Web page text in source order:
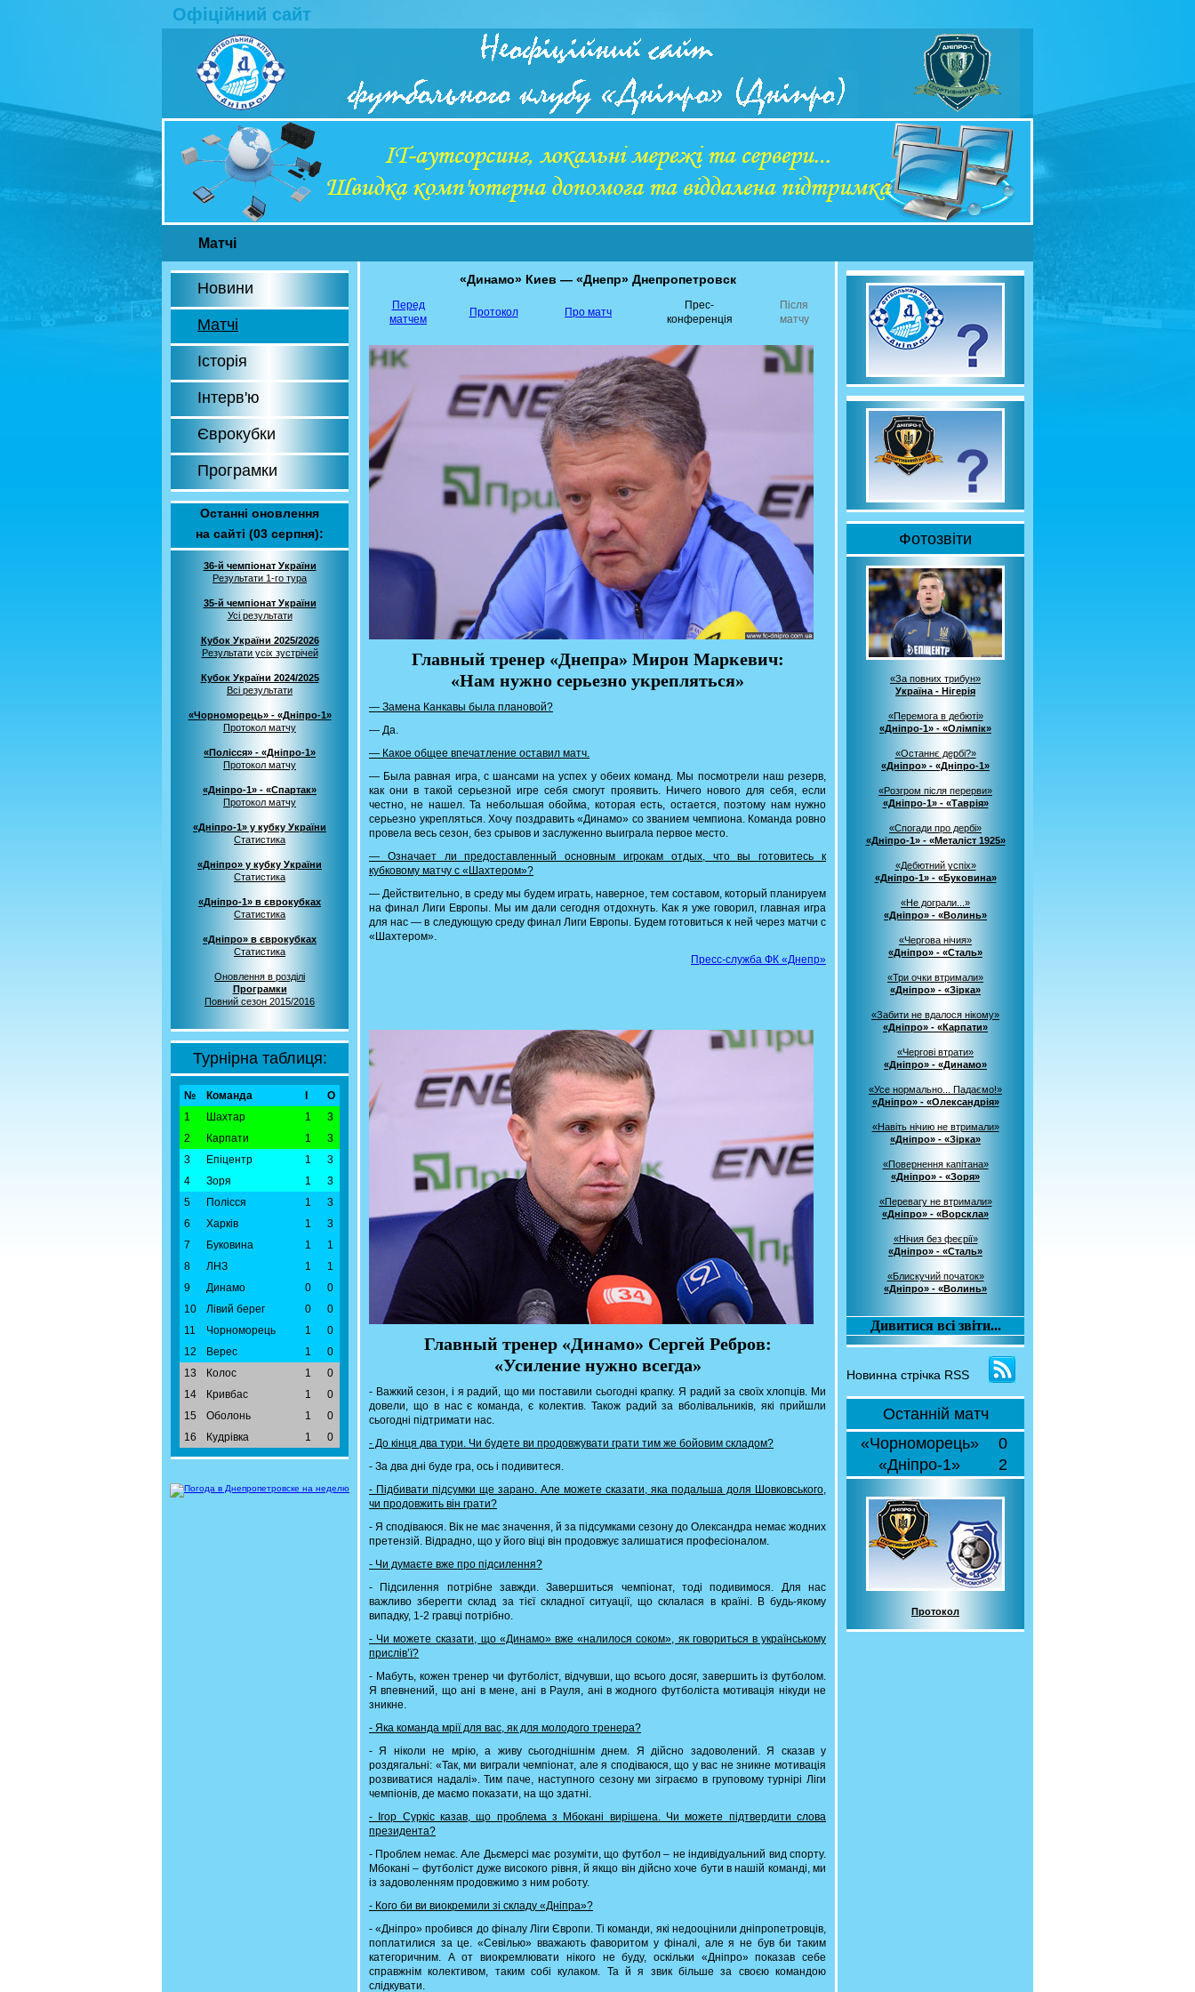
Офіційний сайт
Матчі
Новини
Матчі
Історія
Інтерв'ю
Єврокубки
Програмки
Останні оновлення
на сайті (03 серпня):
36-й чемпіонат України
Результати 1-го тура
35-й чемпіонат України
Усі результати
Кубок України 2025/2026
Результати усіх зустрічей
Кубок України 2024/2025
Всі результати
«Чорноморець» - «Дніпро-1»
Протокол матчу
«Полісся» - «Дніпро-1»
Протокол матчу
«Дніпро-1» - «Спартак»
Протокол матчу
«Дніпро-1» у кубку України
Статистика
«Дніпро» у кубку України
Статистика
«Дніпро-1» в єврокубках
Статистика
«Дніпро» в єврокубках
Статистика
Оновлення в розділі
Програмки
Повний сезон 2015/2016
Турнірна таблиця:
№ Команда
О
1
Шахтар 1
3
2
Карпати 1
3
3
Епіцентр 1
3
4
Зоря 1
3
5
Полісся 1
3
6
Харків 1
3
7
Буковина 1
1
8
ЛНЗ 1
1
9
Динамо 0
0
10
Лівий берег 0
0
11
Чорноморець 1
0
12
Верес 1
0
13
Колос 1
0
14
Кривбас 1
0
15
Оболонь 1
0
16
Кудрівка 1 0
«Динамо» Киев — «Днепр» Днепропетровск
Перед
матчем
Протокол Про матч
Прес-
конференція
Після
матчу
Главный тренер «Днепра» Мирон Маркевич:
«Нам нужно серьезно укрепляться»
— Замена Канкавы была плановой?
— Да.
— Какое общее впечатление оставил матч.
— Была равная игра, с шансами на успех у обеих команд. Мы посмотрели наш резерв,
как они в такой серьезной игре себя смогут проявить. Ничего нового для себя, если
честно, не нашел. Та небольшая обойма, которая есть, остается, поэтому нам нужно
серьезно укрепляться. Хочу поздравить «Динамо» со званием чемпиона. Команда ровно
провела весь сезон, без срывов и заслуженно выиграла первое место.
— Означает ли предоставленный основным игрокам отдых, что вы готовитесь к
кубковому матчу с «Шахтером»?
— Действительно, в среду мы будем играть, наверное, тем составом, который планируем
на финал Лиги Европы. Мы им дали сегодня отдохнуть. Как я уже говорил, главная игра
для нас — в следующую среду финал Лиги Европы. Будем готовиться к ней через матчи с
«Шахтером».
Пресс-служба ФК «Днепр»
Главный тренер «Динамо» Сергей Ребров:
«Усиление нужно всегда»
- Важкий сезон, і я радий, що ми поставили сьогодні крапку. Я радий за своїх хлопців. Ми
довели, що в нас є команда, є колектив. Також радий за вболівальників, які прийшли
сьогодні підтримати нас.
- До кінця два тури. Чи будете ви продовжувати грати тим же бойовим складом?
- За два дні буде гра, ось і подивитеся.
- Підбивати підсумки ще зарано. Але можете сказати, яка подальша доля Шовковського,
чи продовжить він грати?
- Я сподіваюся. Вік не має значення, й за підсумками сезону до Олександра немає жодних
претензій. Відрадно, що у його віці він продовжує залишатися професіоналом.
- Чи думаєте вже про підсилення?
- Підсилення потрібне завжди. Завершиться чемпіонат, тоді подивимося. Для нас
важливо зберегти склад за тієї складної ситуації, що склалася в країні. В будь-якому
випадку, 1-2 гравці потрібно.
- Чи можете сказати, що «Динамо» вже «налилося соком», як говориться в українському
прислів’ї?
- Мабуть, кожен тренер чи футболіст, відчувши, що всього досяг, завершить із футболом.
Я впевнений, що ані в мене, ані в Рауля, ані в жодного футболіста мотивація нікуди не
зникне.
- Яка команда мрії для вас, як для молодого тренера?
- Я ніколи не мрію, а живу сьогоднішнім днем. Я дійсно задоволений. Я сказав у
роздягальні: «Так, ми виграли чемпіонат, але я сподіваюся, що у вас не зникне мотивація
розвиватися надалі». Тим паче, наступного сезону ми зіграємо в груповому турнірі Ліги
чемпіонів, де маємо показати, на що здатні.
- Ігор Суркіс казав, що проблема з Мбокані вирішена. Чи можете підтвердити слова
президента?
- Проблем немає. Але Дьємерсі має розуміти, що футбол – не індивідуальний вид спорту.
Мбокані – футболіст дуже високого рівня, й якщо він дійсно хоче бути в нашій команді, ми
із задоволенням продовжимо з ним роботу.
- Кого би ви виокремили зі складу «Дніпра»?
- «Дніпро» пробився до фіналу Ліги Європи. Ті команди, які недооцінили дніпропетровців,
поплатилися за це. «Севілью» вважають фаворитом у фіналі, але я не був би таким
категоричним. А от виокремлювати нікого не буду, оскільки «Дніпро» показав себе
справжнім колективом, таким собі кулаком. Та й я звик більше за своєю командою
слідкувати.
Фотозвіти
«За повних трибун»
Україна - Нігерія
«Перемога в дебюті»
«Дніпро-1» - «Олімпік»
«Останнє дербі?»
«Дніпро» - «Дніпро-1»
«Розгром після перерви»
«Дніпро-1» - «Таврія»
«Спогади про дербі»
«Дніпро-1» - «Металіст 1925»
«Дебютний успіх»
«Дніпро-1» - «Буковина»
«Не дограли...»
«Дніпро» - «Волинь»
«Чергова нічия»
«Дніпро» - «Сталь»
«Три очки втримали»
«Дніпро» - «Зірка»
«Забити не вдалося нікому»
«Дніпро» - «Карпати»
«Чергові втрати»
«Дніпро» - «Динамо»
«Усе нормально... Падаємо!»
«Дніпро» - «Олександрія»
«Навіть нічию не втримали»
«Дніпро» - «Зірка»
«Повернення капітана»
«Дніпро» - «Зоря»
«Перевагу не втримали»
«Дніпро» - «Ворскла»
«Нічия без феєрії»
«Дніпро» - «Сталь»
«Блискучий початок»
«Дніпро» - «Волинь»
Дивитися всі звіти...
Новинна стрічка RSS
Останній матч
«Чорноморець»
0
«Дніпро-1»
2
Протокол